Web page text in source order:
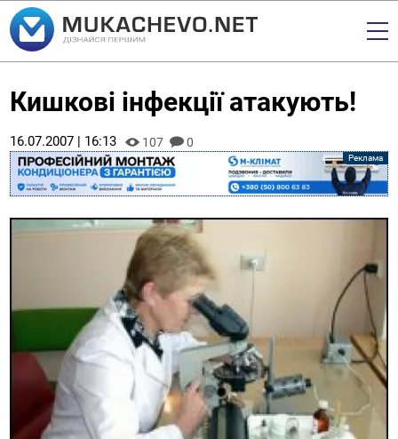
Кишкові інфекції атакують!
16.07.2007 | 16:13 107 0